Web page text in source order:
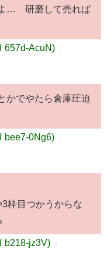
よ… 研磨して売れば
657d-AcuN) ：
かでやたら倉庫圧迫
bee7-0Ng6) ：
枠目つかうからな
b218-jz3V) ：